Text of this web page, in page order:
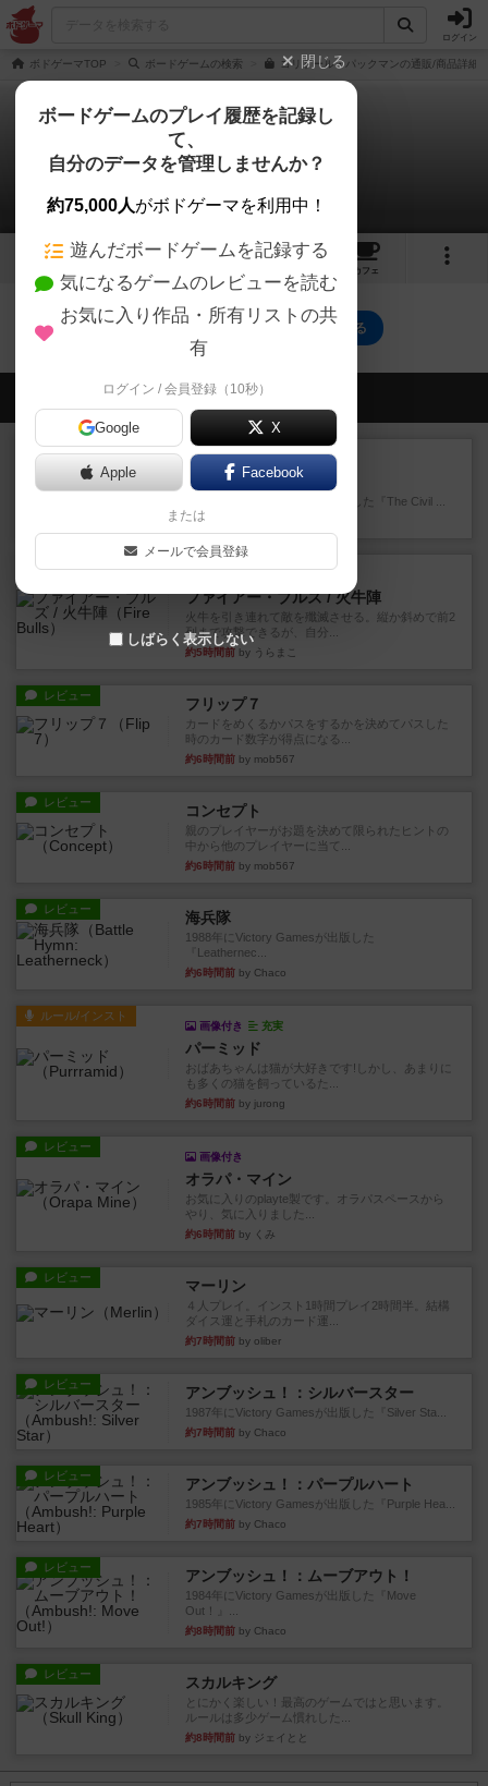
ログイン
ボドゲーマTOP ボードゲームの検索 コリドール・パックマンの通販/商品詳細
コリドール パックマン
0件のルール/インスト
5 3
カフェ
コリドール パックマンのトップに戻る
会員の新しい投稿
レビュー
南北戦争
1983年にVictory Gamesが出版した『The Civil ...
約3時間前
ファイアー・ブルズ / 火牛陣
火牛を引き連れて敵を殲滅させる。縦か斜めで前2
列まで攻撃できるが、自分...
約5時間前 by うらまこ
レビュー フリップ７
カードをめくるかパスをするかを決めてパスした
時のカード数字が得点になる...
約6時間前 by mob567
レビュー コンセプト
親のプレイヤーがお題を決めて限られたヒントの
中から他のプレイヤーに当て...
約6時間前 by mob567
レビュー 海兵隊
1988年にVictory Gamesが出版した
『Leathernec...
約6時間前 by Chaco
ルール/インスト
画像付き 充実
パーミッド
おばあちゃんは猫が大好きです!しかし、あまりに
も多くの猫を飼っているた...
約6時間前 by jurong
レビュー
画像付き
オラパ・マイン
お気に入りのplayte製です。オラパスペースから
やり、気に入りました...
約6時間前 by くみ
レビュー マーリン
４人プレイ。インスト1時間プレイ2時間半。結構
ダイス運と手札のカード運...
約7時間前 by oliber
レビュー アンブッシュ！：シルバースター
1987年にVictory Gamesが出版した『Silver Sta...
約7時間前 by Chaco
レビュー アンブッシュ！：パープルハート
1985年にVictory Gamesが出版した『Purple Hea...
約7時間前 by Chaco
レビュー アンブッシュ！：ムーブアウト！
1984年にVictory Gamesが出版した『Move
Out！』...
約8時間前 by Chaco
レビュー スカルキング
とにかく楽しい！最高のゲームではと思います。
ルールは多少ゲーム慣れした...
約8時間前 by ジェイとと
閉じる
ボードゲームのプレイ履歴を記録し
て、
自分のデータを管理しませんか？
約75,000人がボドゲーマを利用中！
遊んだボードゲームを記録する
気になるゲームのレビューを読む
お気に入り作品・所有リストの共
有
ログイン / 会員登録（10秒）
Google X
Apple Facebook
または
メールで会員登録
しばらく表示しない